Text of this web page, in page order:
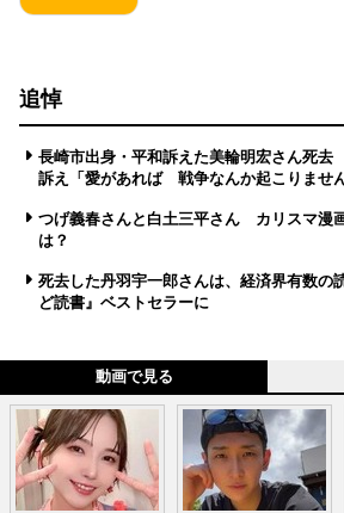
追悼
長崎市出身・平和訴えた美輪明宏さん死
訴え「愛があれば 戦争なんか起こりません
つげ義春さんと白土三平さん カリスマ漫
は？
死去した丹羽宇一郎さんは、経済界有数
ど読書』ベストセラーに
動画で見る